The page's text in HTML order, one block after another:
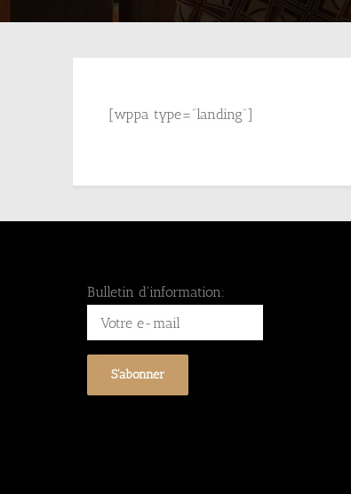
[wppa type=”landing”]
Bulletin d'information: